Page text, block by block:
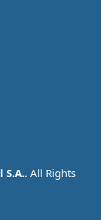
S.A.. All Rights